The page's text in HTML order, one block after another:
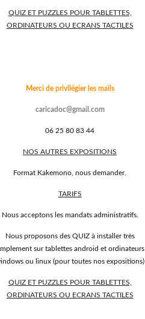
QUIZ ET PUZZLES POUR TABLETTES,
ORDINATEURS OU ECRANS TACTILES
Merci de privilégier les mails
caricadoc@gmail.com
06 25 80 83 44
NOS AUTRES EXPOSITIONS
Format Kakemono, nous demander.
TARIFS
Nous acceptons les mandats administratifs.
Nous proposons des QUIZ à installer très
sur tablettes android et ordinateurs
ou linux (pour toutes nos expositions)
QUIZ ET PUZZLES POUR TABLETTES,
ORDINATEURS OU ECRANS TACTILES